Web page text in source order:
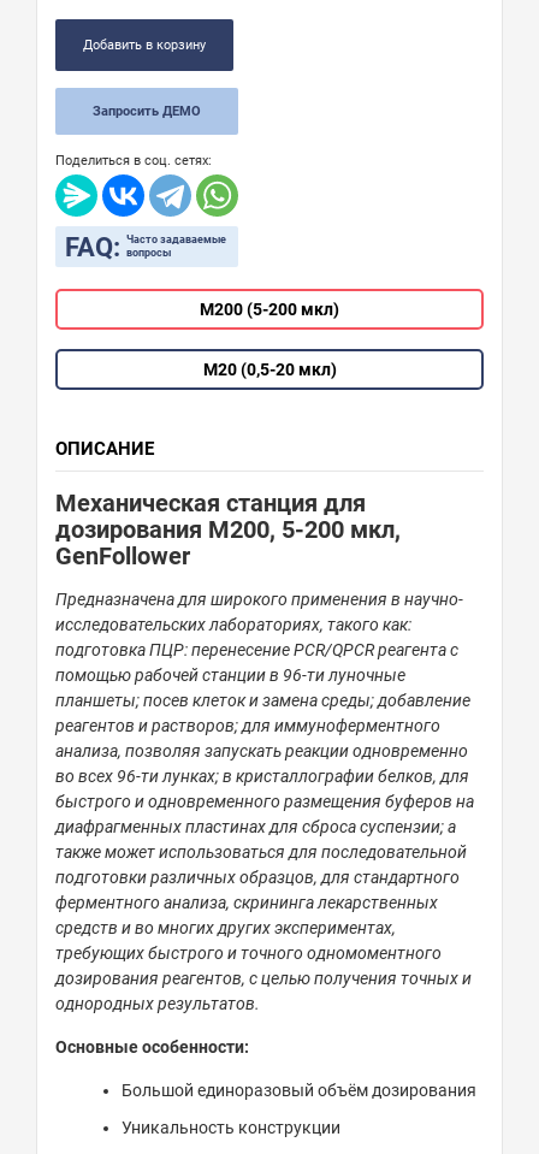
Добавить в корзину
Запросить ДЕМО
Поделиться в соц. сетях:
FAQ: Часто задаваемые
вопросы
M200 (5-200 мкл)
M20 (0,5-20 мкл)
ОПИСАНИЕ
Механическая станция для
дозирования M200, 5-200 мкл,
GenFollower
Предназначена для широкого применения в научно-
исследовательских лабораториях, такого как:
подготовка ПЦР: перенесение PCR/QPCR реагента с
помощью рабочей станции в 96-ти луночные
планшеты; посев клеток и замена среды; добавление
реагентов и растворов; для иммуноферментного
анализа, позволяя запускать реакции одновременно
во всех 96-ти лунках; в кристаллографиибелков, для
быстрого и одновременного размещения буферов на
диафрагменных пластинах для сброса суспензии; а
также может использоваться для последовательной
подготовки различных образцов, для стандартного
ферментного анализа, скрининга лекарственных
средств и во многих других экспериментах,
требующих быстрого и точного одномоментного
дозирования реагентов, с целью получения точных и
однородных результатов.
Основные особенности:
Большой единоразовый объём дозирования
Уникальность конструкции